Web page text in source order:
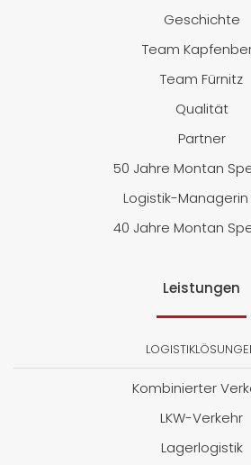
Geschichte
Team
Team Fürnitz
Qualität
Partner
50 Jahre Montan
Logistik-Managerin
40 Jahre Montan
Leistungen
Kombinierter
LKW-Verkehr
Lagerlogistik